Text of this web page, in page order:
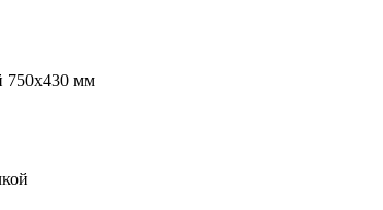
750х430 мм